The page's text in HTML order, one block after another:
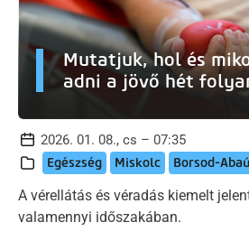
Mutatjuk, hol és
adni a jövő hét
2026. 01. 08., cs – 07:35
Egészség Miskolc Borsod-
A vérellátás és véradás kiemelt
valamennyi időszakában.